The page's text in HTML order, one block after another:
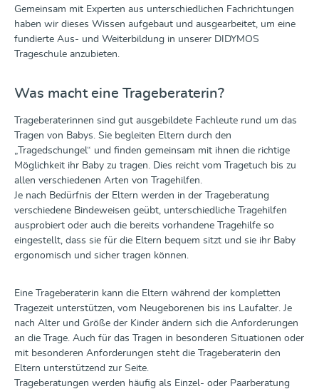
Nachteilen vorgestellt. Jede Teilnehmerin/jeder
Teilnehmer erhält ein Bonding Top/Känguru Korsage
kostenlos. Referentin: Eva Vogelgesang IBCLC, EFNB,
Trageberaterin, Fachkinderkrankenschwester auf der
Neonatologie - Kinderintensivstation des Klinikums
Veranstaltung stattZeit: Samstag 13.03.2027 10-16
Uhr Bitte beachtet:Aus organisatorischen Gründen
können wir pro Person nur eine Anmeldung annehmen.
Wir benötigen vor Kursbeginn und mit der
verbindlichen Buchung die vollständige Anschrift und
den Namen der Teilnehmerinnen.Wir bitten hierfür um
Euer Verständnis.
Gemeinsam mit Experten aus unterschiedlichen Fachrichtungen
haben wir dieses Wissen aufgebaut und ausgearbeitet, um eine
fundierte Aus- und Weiterbildung in unserer DIDYMOS
Trageschule anzubieten.
Was macht eine Trageberaterin?
Trageberaterinnen sind gut ausgebildete Fachleute rund um das
Tragen von Babys. Sie begleiten Eltern durch den
„Tragedschungel“ und finden gemeinsam mit ihnen die richtige
Möglichkeit ihr Baby zu tragen. Dies reicht vom Tragetuch bis zu
allen verschiedenen Arten von Tragehilfen.
Je nach Bedürfnis der Eltern werden in der Trageberatung
verschiedene Bindeweisen geübt, unterschiedliche Tragehilfen
ausprobiert oder auch die bereits vorhandene Tragehilfe so
eingestellt, dass sie für die Eltern bequem sitzt und sie ihr Baby
ergonomisch und sicher tragen können.
Eine Trageberaterin kann die Eltern während der kompletten
Tragezeit unterstützen, vom Neugeborenen bis ins Laufalter. Je
nach Alter und Größe der Kinder ändern sich die Anforderungen
an die Trage. Auch für das Tragen in besonderen Situationen oder
mit besonderen Anforderungen steht die Trageberaterin den
Eltern unterstützend zur Seite.
Trageberatungen werden häufig als Einzel- oder Paarberatung